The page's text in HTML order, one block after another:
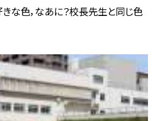
きな色，なあに？校長先生と同じ色